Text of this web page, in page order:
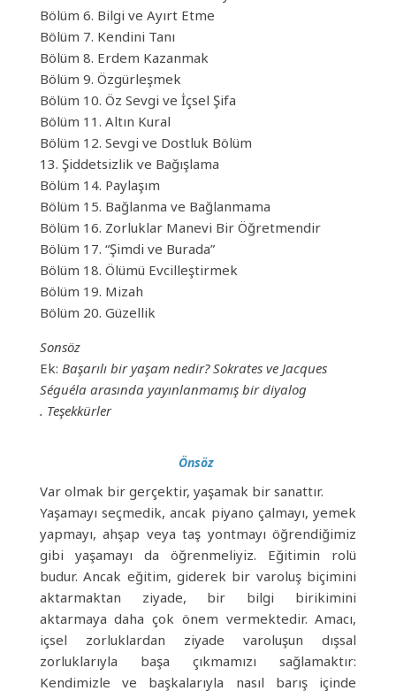
Bölüm 6. Bilgi ve Ayırt Etme
Bölüm 7. Kendini Tanı
Bölüm 8. Erdem Kazanmak
Bölüm 9. Özgürleşmek
Bölüm 10. Öz Sevgi ve İçsel Şifa
Bölüm 11. Altın Kural
Bölüm 12. Sevgi ve Dostluk Bölüm
13. Şiddetsizlik ve Bağışlama
Bölüm 14. Paylaşım
Bölüm 15. Bağlanma ve Bağlanmama
Bölüm 16. Zorluklar Manevi Bir Öğretmendir
Bölüm 17. “Şimdi ve Burada”
Bölüm 18. Ölümü Evcilleştirmek
Bölüm 19. Mizah
Bölüm 20. Güzellik
Sonsöz
Ek: Başarılı bir yaşam nedir?Sokrates ve Jacques
Séguéla arasında yayınlanmamış bir diyalog
. Teşekkürler
Önsöz
Var olmak bir gerçektir, yaşamak bir sanattır.
Yaşamayı seçmedik, ancak piyano çalmayı, yemek
yapmayı, ahşap veya taş yontmayı öğrendiğimiz
gibi yaşamayı da öğrenmeliyiz. Eğitimin rolü
budur. Ancak eğitim, giderek bir varoluş biçimini
aktarmaktan ziyade, bir bilgi birikimini
aktarmaya daha çok önem vermektedir. Amacı,
içsel zorluklardan ziyade varoluşun dışsal
zorluklarıyla başa çıkmamızı sağlamaktır:
Kendimizle ve başkalarıyla nasıl barış içinde